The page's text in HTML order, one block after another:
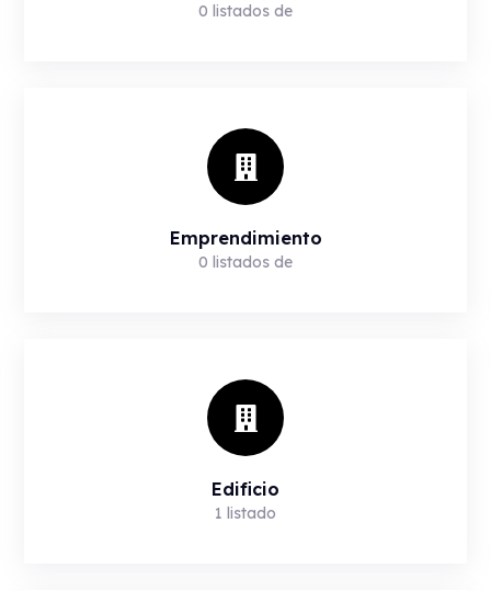
0 listados de
Emprendimiento
0 listados de
Edificio
1 listado